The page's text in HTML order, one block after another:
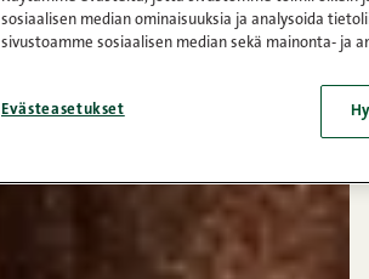
sosiaalisen median ominaisuuksia ja analysoida
sivustoamme sosiaalisen median sekä mainonta- ja
Evästeasetukset